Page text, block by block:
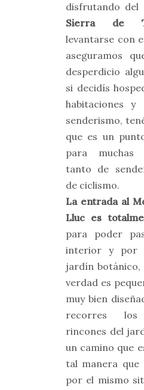
disfrutando del
Sierra de
levantarse con
aseguramos
desperdicio
si decidís
habitaciones
senderismo,
que es un
para muchas
tanto de
de ciclismo.
La entrada al
Lluc es
para poder
interior y por
jardín
verdad es
muy bien
recorres los
rincones del
un camino que
tal manera que
por el mismo